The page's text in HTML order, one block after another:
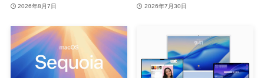
14.8.9｣をリリース ｰ 画面共
2026年8月7日
応2026年7月30日